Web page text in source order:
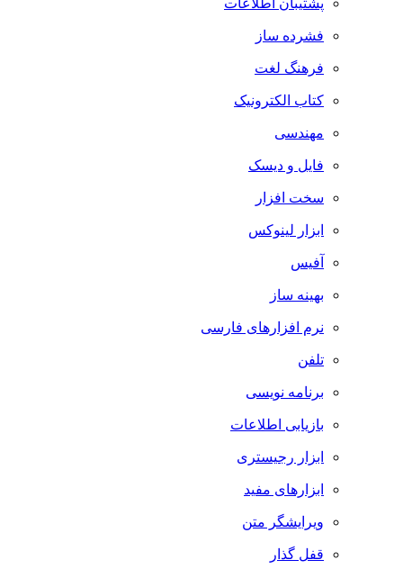
پشتیبان اطلاعات
فشرده ساز
فرهنگ لغت
کتاب الکترونیک
مهندسی
فایل و دیسک
سخت افزار
ابزار لینوکس
آفیس
بهینه ساز
نرم افزارهای فارسی
تلفن
برنامه نویسی
بازیابی اطلاعات
ابزار رجیستری
ابزارهای مفید
ویرایشگر متن
قفل گذار